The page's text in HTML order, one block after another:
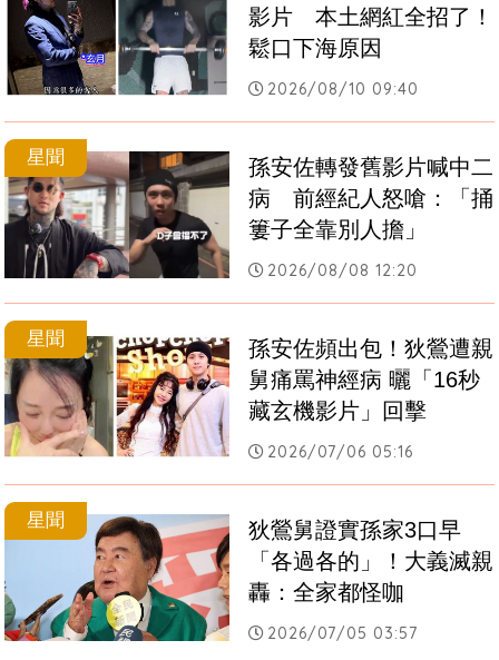
影片　本土網紅全招了！
鬆口下海原因
2026/08/10 09:40
星聞
孫安佐轉發舊影片喊中二
病　前經紀人怒嗆：「捅
簍子全靠別人擔」
2026/08/08 12:20
星聞
孫安佐頻出包！狄鶯遭親
舅痛罵神經病 曬「16秒
藏玄機影片」回擊
2026/07/06 05:16
星聞
狄鶯舅證實孫家3口早
「各過各的」！大義滅親
轟：全家都怪咖
2026/07/05 03:57